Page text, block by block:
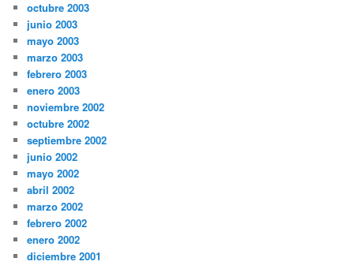
octubre 2003
junio 2003
mayo 2003
marzo 2003
febrero 2003
enero 2003
noviembre 2002
octubre 2002
septiembre 2002
junio 2002
mayo 2002
abril 2002
marzo 2002
febrero 2002
enero 2002
diciembre 2001